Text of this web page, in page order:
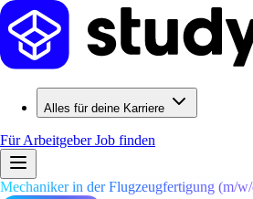
Alles für deine Karriere
Für ArbeitgeberJob finden
Mechaniker in der Flugzeugfertigung (m/